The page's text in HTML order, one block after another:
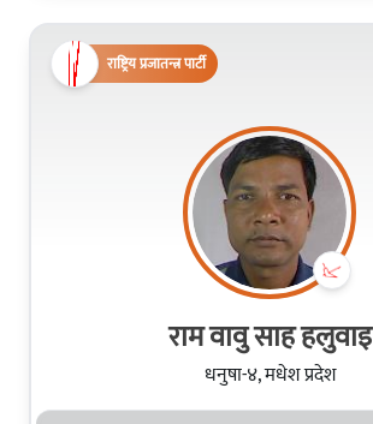
राष्ट्रिय प्रजातन्त्र पार्टी
राम वावु साह हलुवाइ
धनुषा-४, मधेश प्रदेश